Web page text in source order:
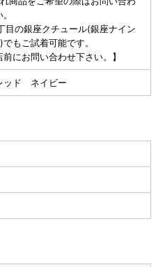
目の銀座クチュール(銀座ナイン
もご試着可能です。
前にお問い合わせ下さい。】
ッド ネイビー